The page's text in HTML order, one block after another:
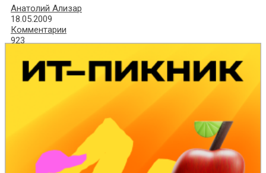
Анатолий Ализар
18.05.2009
Комментарии
923